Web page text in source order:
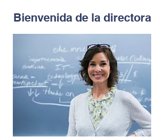
Bienvenida de la directora